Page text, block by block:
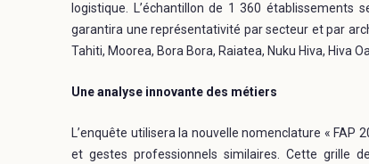
logistique. L’échantillon de 1 360 établissements
garantira une représentativité par secteur et par
Tahiti, Moorea, Bora Bora, Raiatea, Nuku Hiva, Hiva
Une analyse innovante des métiers
L’enquête utilisera la nouvelle nomenclature «
et gestes professionnels similaires. Cette grille